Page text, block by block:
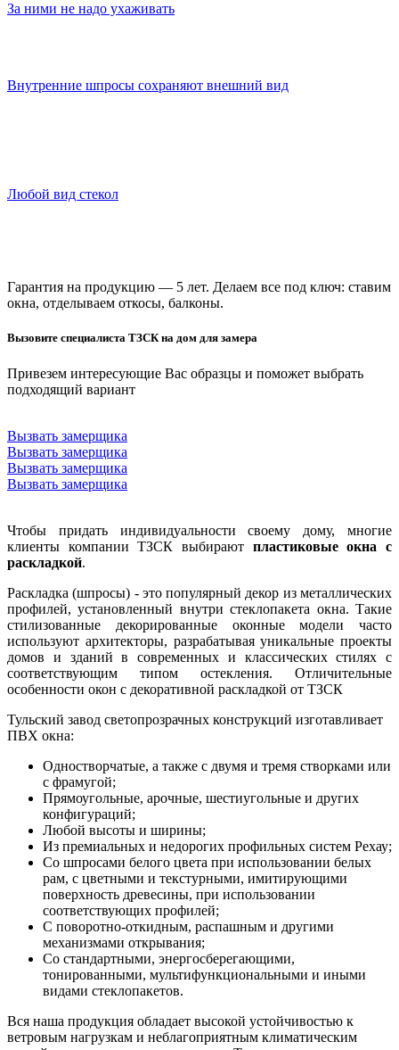
За ними не надо ухаживать
Внутренние шпросы сохраняют внешний вид
Любой вид стекол
Гарантия на продукцию — 5 лет. Делаем все под ключ: ставим
окна, отделываем откосы, балконы.
Вызовите специалиста ТЗСК на дом для замера
Привезем интересующие Вас образцы и поможет выбрать
подходящий вариант
Вызвать замерщика
Вызвать замерщика
Вызвать замерщика
Вызвать замерщика
Чтобы придать индивидуальности своему дому, многие
клиенты компании ТЗСК выбирают пластиковые окна с
раскладкой.
Раскладка (шпросы) - это популярный декор из металлических
профилей, установленный внутри стеклопакета окна. Такие
стилизованные декорированные оконные модели часто
используют архитекторы, разрабатывая уникальные проекты
домов и зданий в современных и классических стилях с
соответствующим типом остекления. Отличительные
особенности окон с декоративной раскладкой от ТЗСК
Тульский завод светопрозрачных конструкций изготавливает
ПВХ окна:
Одностворчатые, а также с двумя и тремя створками или
с фрамугой;
Прямоугольные, арочные, шестиугольные и других
конфигураций;
Любой высоты и ширины;
Из премиальных и недорогих профильных систем Рехау;
Со шпросами белого цвета при использовании белых
рам, с цветными и текстурными, имитирующими
поверхность древесины, при использовании
соответствующих профилей;
С поворотно-откидным, распашным и другими
механизмами открывания;
Со стандартными, энергосберегающими,
тонированными, мультифункциональными и иными
видами стеклопакетов.
Вся наша продукция обладает высокой устойчивостью к
ветровым нагрузкам и неблагоприятным климатическим